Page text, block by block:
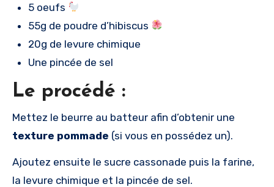
5 oeufs
55g de poudre d’hibiscus
20g de levure chimique
Une pincée de sel
Le procédé :
Mettez le beurre au batteur afin d’obtenir une
texture pommade (si vous en possédez un).
Ajoutez ensuite le sucre cassonade puis la farine,
la levure chimique et la pincée de sel.